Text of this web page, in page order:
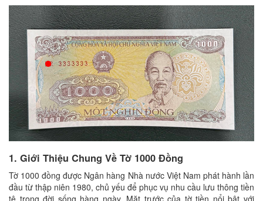
1. Giới Thiệu Chung Về Tờ 1000 Đồng
Tờ 1000 đồng được Ngân hàng Nhà nước Việt Nam phát hành lần
đầu từ thập niên 1980, chủ yếu để phục vụ nhu cầu lưu thông tiền
tệ trong đời sống hàng ngày. Mặt trước của tờ tiền nổi bật với